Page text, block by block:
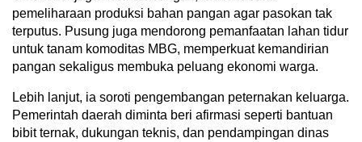
pemeliharaan produksi bahan pangan agar pasokan tak
terputus. Pusung juga mendorong pemanfaatan lahan tidur
untuk tanam komoditas MBG, memperkuat kemandirian
pangan sekaligus membuka peluang ekonomi warga.
Lebih lanjut, ia soroti pengembangan peternakan keluarga.
Pemerintah daerah diminta beri afirmasi seperti bantuan
bibit ternak, dukungan teknis, dan pendampingan dinas